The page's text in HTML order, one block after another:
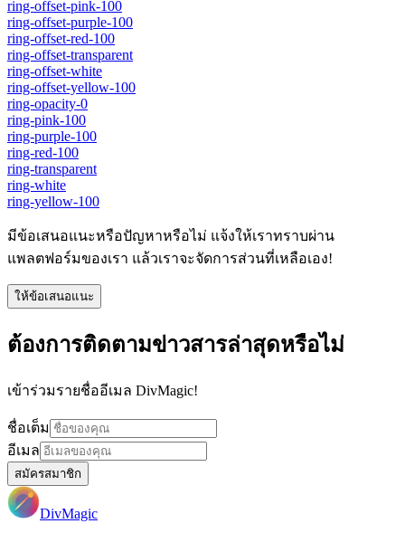
ring-offset-pink-100
ring-offset-purple-100
ring-offset-red-100
ring-offset-transparent
ring-offset-white
ring-offset-yellow-100
ring-opacity-0
ring-pink-100
ring-purple-100
ring-red-100
ring-transparent
ring-white
ring-yellow-100
มีข้อเสนอแนะหรือปัญหาหรือไม่ แจ้งให้เราทราบผ่าน
แพลตฟอร์มของเรา แล้วเราจะจัดการส่วนที่เหลือเอง!
ให้ข้อเสนอแนะ
ต้องการติดตามข่าวสารล่าสุดหรือไม่
เข้าร่วมรายชื่ออีเมล DivMagic!
ชื่อเต็ม
อีเมล
สมัครสมาชิก
DivMagic